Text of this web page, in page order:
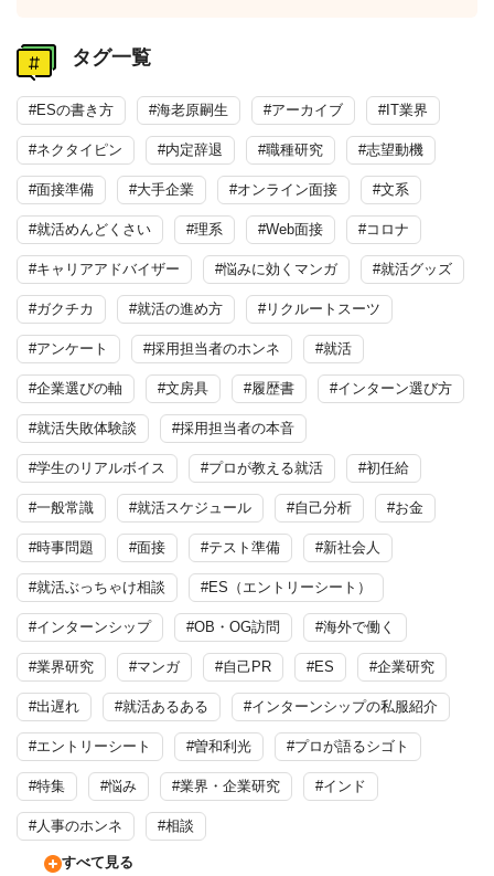
タグ一覧
#ESの書き方 #海老原嗣生 #アーカイブ #IT業界
#ネクタイピン #内定辞退 #職種研究 #志望動機
#面接準備 #大手企業 #オンライン面接 #文系
#就活めんどくさい #理系 #Web面接 #コロナ
#キャリアアドバイザー #悩みに効くマンガ #就活グッズ
#ガクチカ #就活の進め方 #リクルートスーツ
#アンケート #採用担当者のホンネ #就活
#企業選びの軸 #文房具 #履歴書 #インターン選び方
#就活失敗体験談 #採用担当者の本音
#学生のリアルボイス #プロが教える就活 #初任給
#一般常識 #就活スケジュール #自己分析 #お金
#時事問題 #面接 #テスト準備 #新社会人
#就活ぶっちゃけ相談 #ES（エントリーシート）
#インターンシップ #OB・OG訪問 #海外で働く
#業界研究 #マンガ #自己PR #ES #企業研究
#出遅れ #就活あるある #インターンシップの私服紹介
#エントリーシート #曽和利光 #プロが語るシゴト
#特集 #悩み #業界・企業研究 #インド
#人事のホンネ #相談
すべて見る